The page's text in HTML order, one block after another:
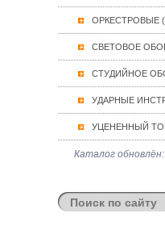
ОРКЕСТРОВЫЕ
СВЕТОВОЕ
СТУДИЙНОЕ
УДАРНЫЕ
УЦЕНЕННЫЙ
Каталог